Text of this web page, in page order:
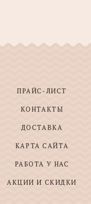
ПРАЙС-ЛИСТ
КОНТАКТЫ
ДОСТАВКА
КАРТА САЙТА
РАБОТА У НАС
АКЦИИ И СКИДКИ